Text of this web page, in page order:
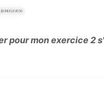
@UNEELEVE06
pour mon exercice 2